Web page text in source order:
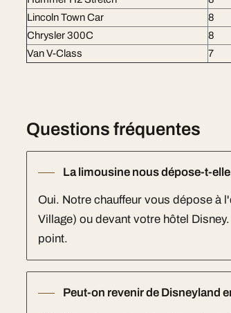
Lincoln Town Car
8
Chrysler 300C
8
Van V-Class
7
Questions fréquentes
La limousine nous dépose-t-
Oui. Notre chauffeur vous dépose à
Village) ou devant votre hôtel
point.
Peut-on revenir de Disneyland